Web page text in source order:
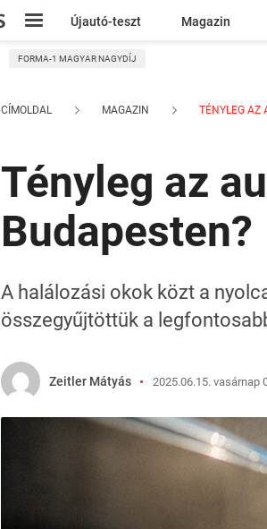
Újautó-teszt Magazin
Kresz
FORMA-1 MAGYAR NAGYDÍJ
CÍMOLDAL MAGAZIN TÉNYLEG AZ
Tényleg az
Budapesten?
A halálozási okok közt a
összegyűjtöttük a
Zeitler Mátyás 2025.06.15. vasárnap